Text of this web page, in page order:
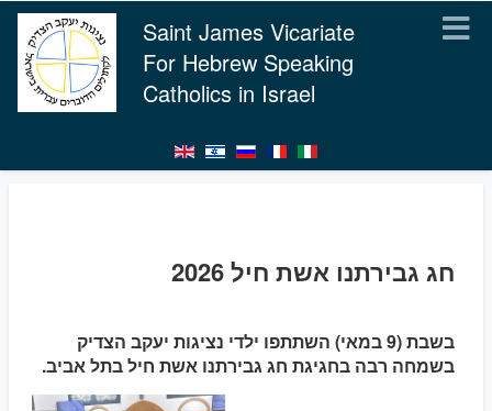
Saint James Vicariate
For Hebrew Speaking
Catholics in Israel
חג גבירתנו אשת חיל 2026
בשבת (9 במאי) השתתפו ילדי נציגות יעקב הצדיק
בשמחה רבה בחגיגת חג גבירתנו אשת חיל בתל אביב.